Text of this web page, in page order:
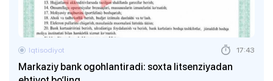
Markaziy bank ogohlantiradi: soxta litsenziyadan
Iqtisodiyot 17:43